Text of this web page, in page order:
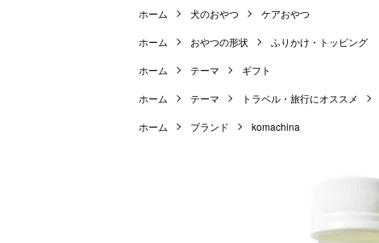
ホーム 犬のおやつ ケアおやつ
ホーム おやつの形状 ふりかけ・トッピング
ホーム テーマ ギフト
ホーム テーマ トラベル・旅行にオススメ
ホーム ブランド komachina